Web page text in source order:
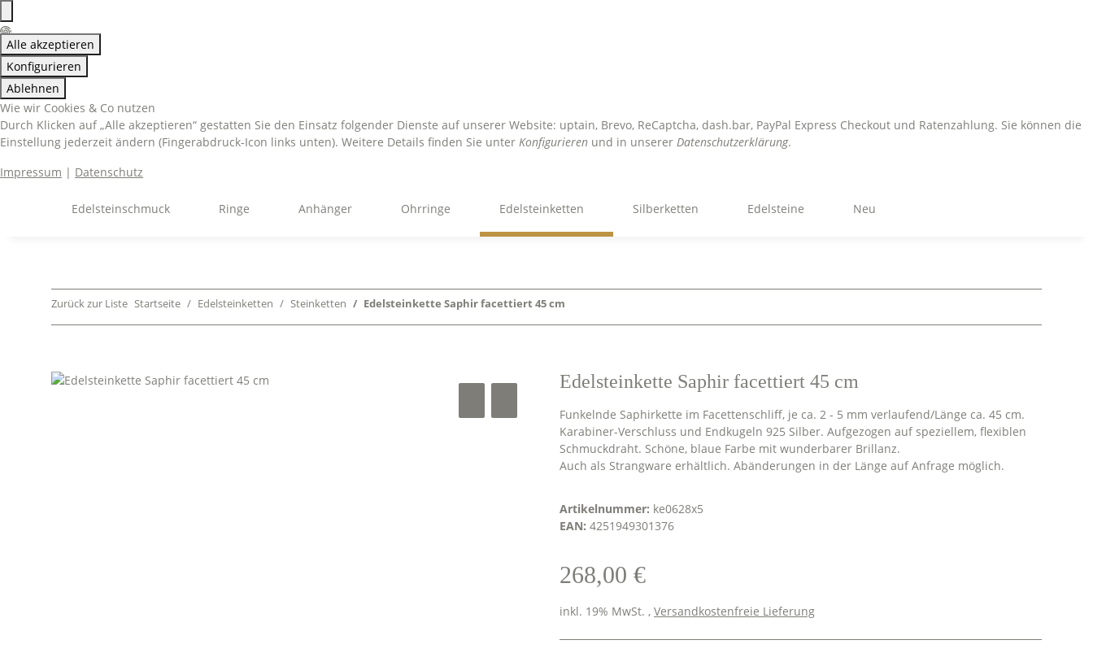
Alle akzeptieren
Konfigurieren
Ablehnen
Wie wir Cookies & Co nutzen
Durch Klicken auf „Alle akzeptieren“ gestatten Sie den Einsatz folgender Dienste auf unserer Website: uptain, Brevo, ReCaptcha, dash.bar, PayPal Express Checkout und Ratenzahlung. Sie können die
Einstellung jederzeit ändern (Fingerabdruck-Icon links unten). Weitere Details finden Sie unter Konfigurieren und in unserer Datenschutzerklärung.
Impressum | Datenschutz
Edelsteinschmuck Ringe Anhänger Ohrringe Edelsteinketten Silberketten Edelsteine Neu
Zurück zur Liste Startseite Edelsteinketten Steinketten Edelsteinkette Saphir facettiert 45 cm
Edelsteinkette Saphir facettiert 45 cm
Funkelnde Saphirkette im Facettenschliff, je ca. 2 - 5 mm verlaufend/Länge ca. 45 cm.
Karabiner-Verschluss und Endkugeln 925 Silber. Aufgezogen auf speziellem, flexiblen
Schmuckdraht. Schöne, blaue Farbe mit wunderbarer Brillanz.
Auch als Strangware erhältlich. Abänderungen in der Länge auf Anfrage möglich.
Artikelnummer: ke0628x5
EAN: 4251949301376
268,00 €
inkl. 19% MwSt. , Versandkostenfreie Lieferung